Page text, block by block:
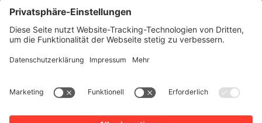
Presse
Kontakt
Impressum
Sitemap